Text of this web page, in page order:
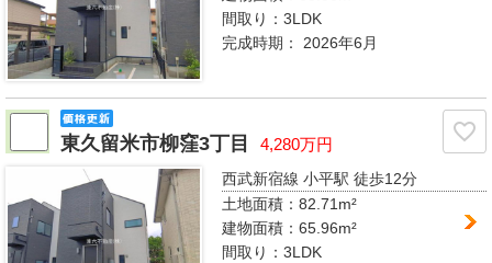
間取り：3LDK
完成時期： 2026年6月
東久留米市柳窪3丁目 4,280万円
西武新宿線 小平駅徒歩12分
土地面積：82.71m²
建物面積：65.96m²
間取り：3LDK